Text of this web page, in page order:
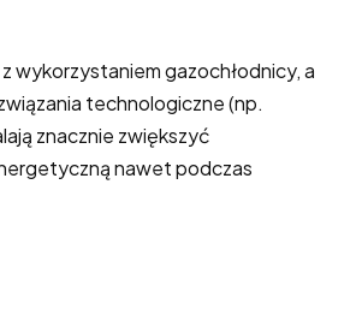
wykorzystaniem gazochłodnicy, a
technologiczne (np.
znacznie zwiększyć
nawet podczas